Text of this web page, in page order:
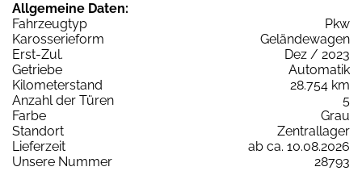
Allgemeine Daten:
Fahrzeugtyp
Pkw
Karosserieform
Geländewagen
Erst-Zul.
Dez / 2023
Getriebe
Automatik
Kilometerstand
28.754 km
Anzahl der Türen
5
Farbe
Grau
Standort
Zentrallager
Lieferzeit
ab ca. 10.08.2026
Unsere Nummer
28793